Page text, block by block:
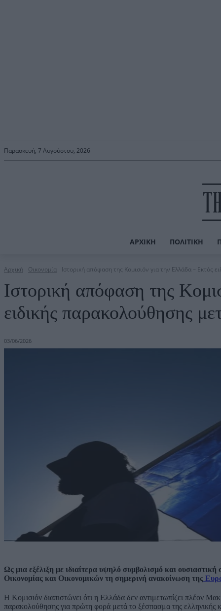
Παρασκευή, 7 Αυγούστου, 2026
ΑΡΧΙΚΉ ΠΟΛΙΤΙΚΉ
Αρχική Οικονομία Ιστορική απόφαση της Κομισιόν για την Ελλάδα – Εκτός
Ιστορική απόφαση της
ειδικής παρακολούθησης
03/06/2026
Ως μια εξέλιξη με ιδιαίτερα υψηλό συμβολισμό και
Οικονομίας και Οικονομικών τη σημερινή ανακοίνωση της
Η Κομισιόν διαπιστώνει ότι η Ελλάδα δεν αντιμετωπίζει πλέον
παρακολούθησης για πρώτη φορά μετά το ξέσπασμα της ελληνικής